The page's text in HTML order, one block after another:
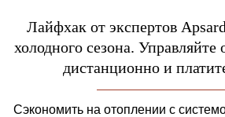
Лайфхак от экспертов
холодного сезона.
дистанционно и
Сэкономить на отоплении с